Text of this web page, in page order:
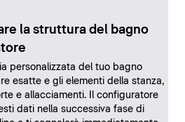
la struttura del bagno
personalizzata del tuo bagno
esatte e gli elementi della stanza,
e allacciamenti. Il configuratore
dati nella successiva fase di